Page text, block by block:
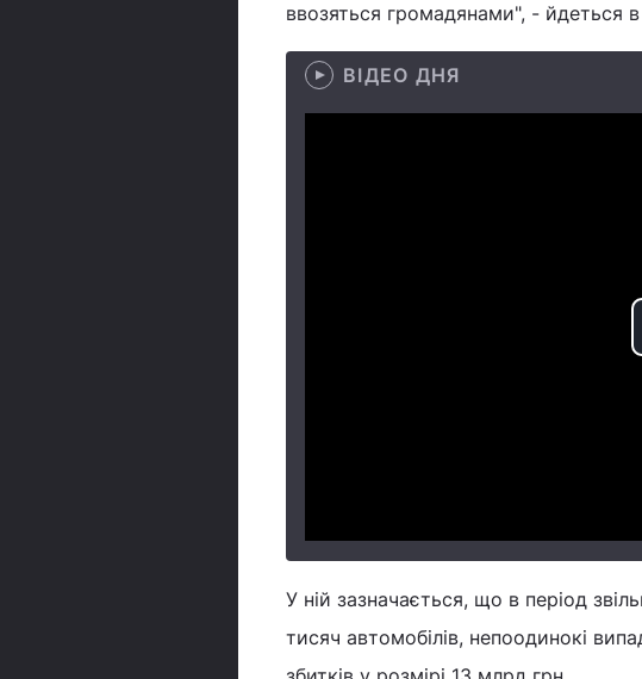
ввозяться громадянами", - йдеться
ВІДЕО ДНЯ
У ній зазначається, що в період
тисяч автомобілів, непоодинокі